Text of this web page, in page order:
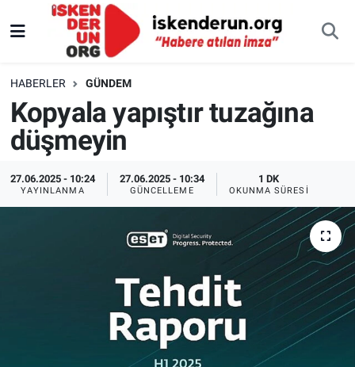
HABERLER GÜNDEM
Kopyala yapıştır tuzağına
düşmeyin
27.06.2025 - 10:24
YAYINLANMA
27.06.2025 - 10:34
GÜNCELLEME
1 DK
OKUNMA SÜRESI